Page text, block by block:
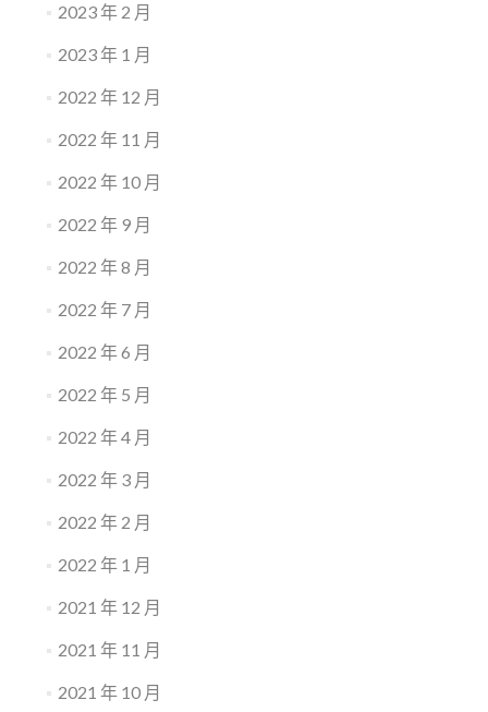
2023 年 2 月
2023 年 1 月
2022 年 12 月
2022 年 11 月
2022 年 10 月
2022 年 9 月
2022 年 8 月
2022 年 7 月
2022 年 6 月
2022 年 5 月
2022 年 4 月
2022 年 3 月
2022 年 2 月
2022 年 1 月
2021 年 12 月
2021 年 11 月
2021 年 10 月